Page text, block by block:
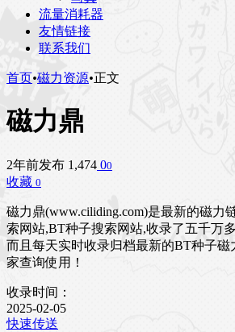
流量消耗器
友情链接
联系我们
首页•磁力资源•正文
磁力鼎
2年前发布 1,474 00
收藏 0
磁力鼎(www.ciliding.com)是最新的磁力
索网站,BT种子搜索网站,收录了五千万
而且每天实时收录归档最新的BT种子磁
家查询使用！
收录时间：
2025-02-05
快速传送